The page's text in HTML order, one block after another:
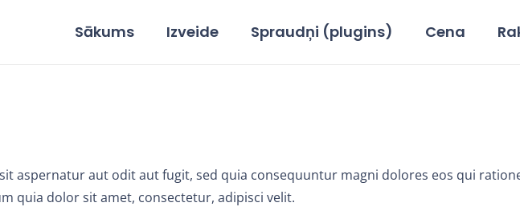
Sākums Izveide Spraudņi (plugins) Cena
aspernatur aut odit aut fugit, sed quia consequuntur magni dolores eos qui
quia dolor sit amet, consectetur, adipisci velit.